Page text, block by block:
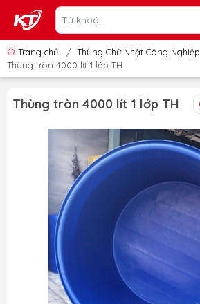
Trang chủ / Thùng Chữ Nhật Công Nghiệp
Thùng tròn 4000 lít 1 lớp TH
Thùng tròn 4000 lít 1 lớp TH